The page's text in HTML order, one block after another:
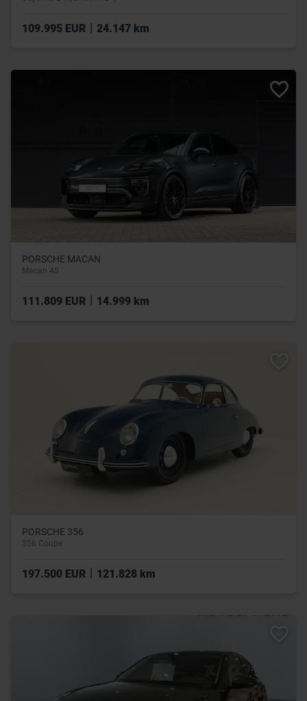
109.995 EUR | 24.147 km
PORSCHE MACAN
Macan 4S
111.809 EUR 14.999 km
PORSCHE 356
356 Coupe
197.500 EUR | 121.828 km